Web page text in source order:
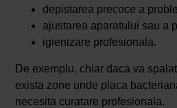
depistarea precoce a
ajustarea aparatului sau a
igienizare profesionala.
De exemplu, chiar daca va
exista zone unde placa
necesita curatare profesionala.